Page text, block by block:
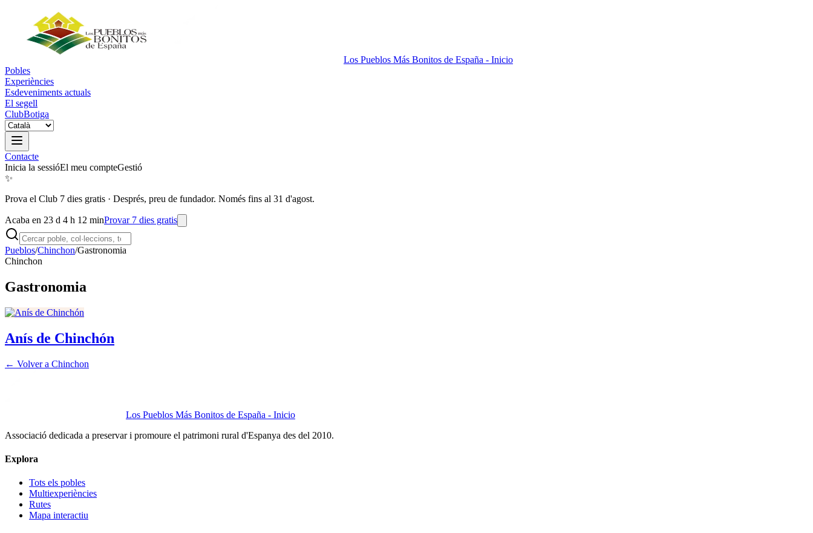
Los Pueblos Más Bonitos de España - Inicio
Pobles
Experiències
Esdeveniments actuals
El segell
ClubBotiga
Contacte
Inicia la sessióEl meu compteGestió
✨
Prova el Club 7 dies gratis · Després, preu de fundador. Només fins al 31 d'agost.
Acaba en 23 d 4 h 12 minProvar 7 dies gratis
Pueblos/Chinchon/Gastronomia
Chinchon
Gastronomia
Anís de Chinchón
← Volver a Chinchon
Los Pueblos Más Bonitos de España - Inicio
Associació dedicada a preservar i promoure el patrimoni rural d'Espanya des del 2010.
Explora
Tots els pobles
Multiexperiències
Rutes
Mapa interactiu